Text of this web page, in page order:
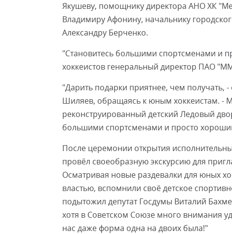
Якушеву, помощнику директора АНО ХК
Владимиру Афонину, начальнику
Александру Берченко.
"Становитесь большими спортсменами и
хоккеистов генеральный директор ПАО
"Дарить подарки приятнее, чем
Шиляев, обращаясь к юным хоккеистам. -
реконструированный детский Ледовый
большими спортсменами и просто
После церемонии открытия
провёл своеобразную экскурсию для
Осматривая новые раздевалки для юных
властью, вспомнили своё детское
подытожил депутат Госдумы Виталий
хотя в Советском Союзе много внимания
нас даже форма одна на двоих была!"